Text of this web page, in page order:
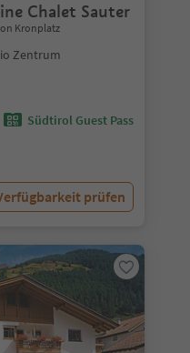
Chalet Sauter
Kronplatz
Zentrum
Südtirol Guest Pass
prüfen